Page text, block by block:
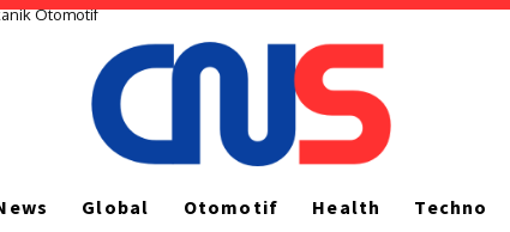
OtomotifTahan Kenaikan Harga Bahan Baku Demi Selamatkan
Global Otomotif Health Techno